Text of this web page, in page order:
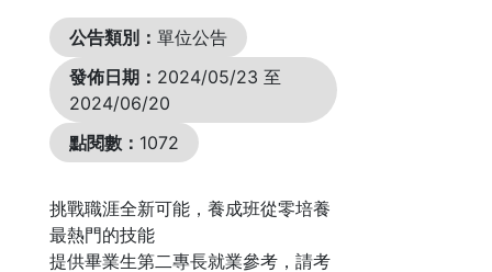
公告類別： 單位公告
發佈日期： 2024/05/23 至
2024/06/20
點閱數： 1072
挑戰職涯全新可能，養成班從零培養
最熱門的技能
提供畢業生第二專長就業參考，請考